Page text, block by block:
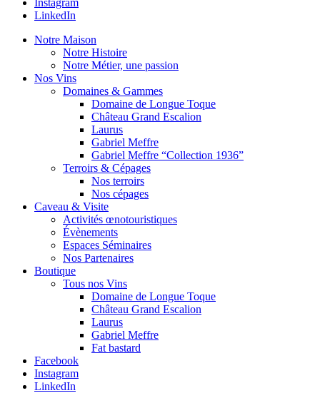
LinkedIn
Notre Maison
Notre Histoire
Notre Métier, une passion
Nos Vins
Domaines & Gammes
Domaine de Longue Toque
Château Grand Escalion
Laurus
Gabriel Meffre
Gabriel Meffre “Collection 1936”
Terroirs & Cépages
Nos terroirs
Nos cépages
Caveau & Visite
Activités œnotouristiques
Évènements
Espaces Séminaires
Nos Partenaires
Boutique
Tous nos Vins
Domaine de Longue Toque
Château Grand Escalion
Laurus
Gabriel Meffre
Fat bastard
Facebook
Instagram
LinkedIn